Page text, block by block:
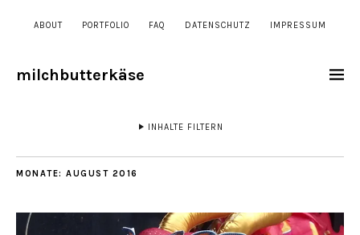
ABOUT PORTFOLIO FAQ DATENSCHUTZ IMPRESSUM
milchbutterkäse
INHALTE FILTERN
MONATE: AUGUST 2016